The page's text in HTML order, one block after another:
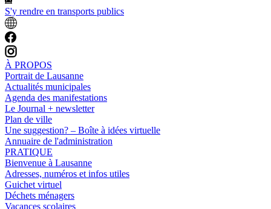
S'y rendre en transports publics
À PROPOS
Portrait de Lausanne
Actualités municipales
Agenda des manifestations
Le Journal + newsletter
Plan de ville
Une suggestion? – Boîte à idées virtuelle
Annuaire de l'administration
PRATIQUE
Bienvenue à Lausanne
Adresses, numéros et infos utiles
Guichet virtuel
Déchets ménagers
Vacances scolaires